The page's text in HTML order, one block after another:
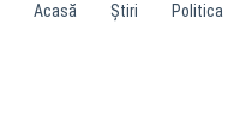
Acasă Știri Politica